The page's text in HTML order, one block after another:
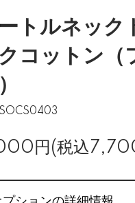
トルネック
コットン（
円(税込